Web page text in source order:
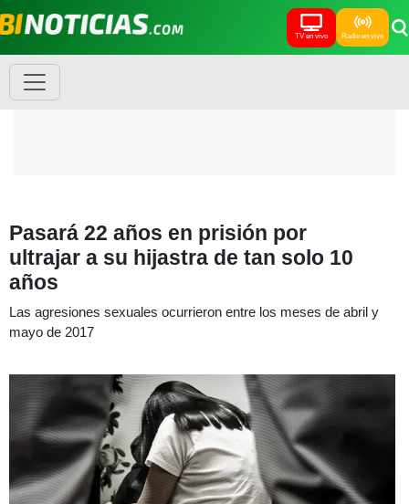
TV en vivo Radio en vivo
Pasará 22 años en prisión por
ultrajar a su hijastra de tan solo 10
años
Las agresiones sexuales ocurrieron entre los meses de abril y
mayo de 2017